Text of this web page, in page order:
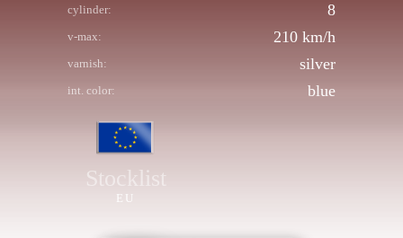
cylinder: 8
v-max: 210 km/h
varnish: silver
int. color: blue
Stocklist
EU